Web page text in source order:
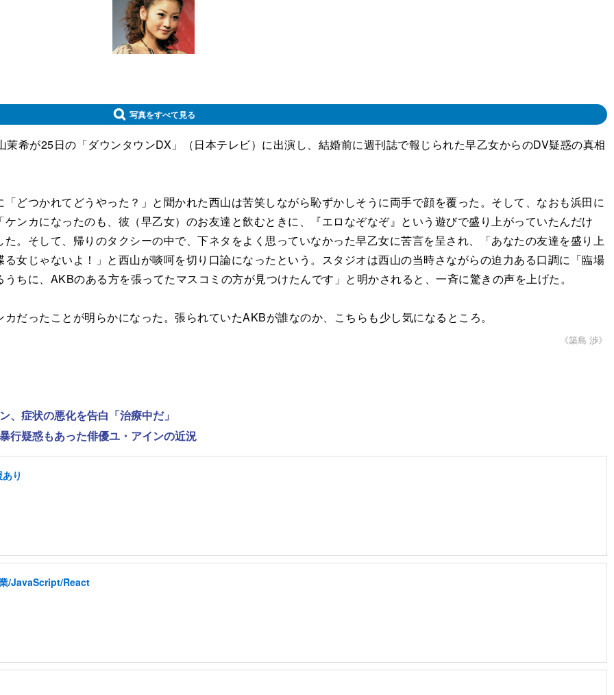
写真をすべて見る
希が25日の「ダウンタウンDX」（日本テレビ）に出演し、結婚前に週刊誌で報じられた早乙女からのDV疑惑の真相
どつかれてどうやった？」と聞かれた西山は苦笑しながら恥ずかしそうに両手で顔を覆った。そして、なおも浜田に
ンカになったのも、彼（早乙女）のお友達と飲むときに、『エロなぞなぞ』という遊びで盛り上がっていたんだけ
。そして、帰りのタクシーの中で、下ネタをよく思っていなかった早乙女に苦言を呈され、「あなたの友達を盛り上
女じゃないよ！」と西山が啖呵を切り口論になったという。スタジオは西山の当時さながらの迫力ある口調に「臨場
ちに、AKBのある方を張ってたマスコミの方が見つけたんです」と明かされると、一斉に驚きの声を上げた。
だったことが明らかになった。張られていたAKBが誰なのか、こちらも少し気になるところ。
《築島 渉》
、症状の悪化を告白「治療中だ」
行疑惑もあった俳優ユ・アインの近況
り
/JavaScript/React